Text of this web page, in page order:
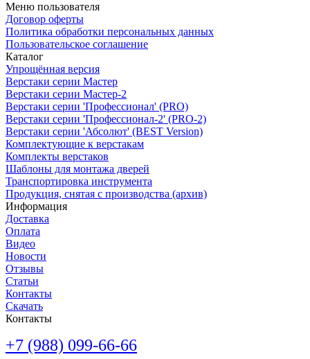
Меню пользователя
Договор оферты
Политика обработки персональных данных
Пользовательское соглашение
Каталог
Упрощённая версия
Верстаки серии Мастер
Верстаки серии Мастер-2
Верстаки серии 'Профессионал' (PRO)
Верстаки серии 'Профессионал-2' (PRO-2)
Верстаки серии 'Абсолют' (BEST Version)
Комплектующие к верстакам
Комплекты верстаков
Шаблоны для монтажа дверей
Транспортировка инструмента
Продукция, снятая с производства (архив)
Информация
Доставка
Оплата
Видео
Новости
Отзывы
Статьи
Контакты
Скачать
Контакты
+7 (988) 099-66-66